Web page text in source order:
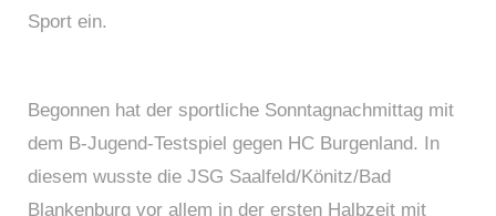
Sport ein.
Begonnen hat der sportliche Sonntagnachmittag mit
dem B-Jugend-Testspiel gegen HC Burgenland. In
diesem wusste die JSG Saalfeld/Könitz/Bad
Blankenburg vor allem in der ersten Halbzeit mit